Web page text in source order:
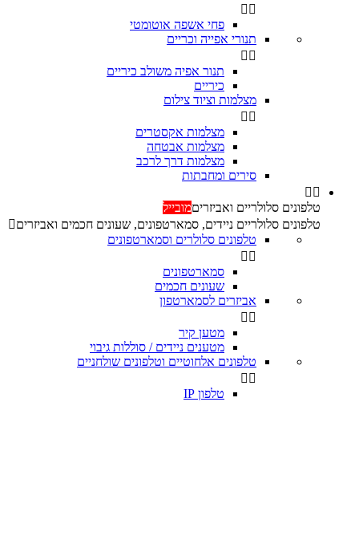
 
פחי אשפה אוטומטי
תנורי אפייה וכריים
 
‏תנור אפיה משולב כיריים
כיריים
מצלמות וציוד צילום
 
מצלמות אקסטרים
מצלמות אבטחה
מצלמות דרך לרכב
סירים ומחבתות
 
טלפונים סלולריים ואביזריםמובייל
טלפונים סלולריים ניידים, סמארטפונים, שעונים חכמים ואביזרים
טלפונים סלולרים וסמארטפונים
 
סמארטפונים
שעונים חכמים
אביזרים לסמארטפון
 
מטען קיר
מטענים ניידים / סוללות גיבוי
טלפונים אלחוטיים וטלפונים שולחניים
 
טלפון IP